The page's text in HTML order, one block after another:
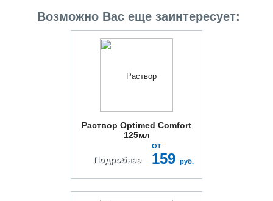
Возможно Вас еще заинтересует:
Раствор Optimed Comfort
125мл
Подробнее
ОТ
159 руб.